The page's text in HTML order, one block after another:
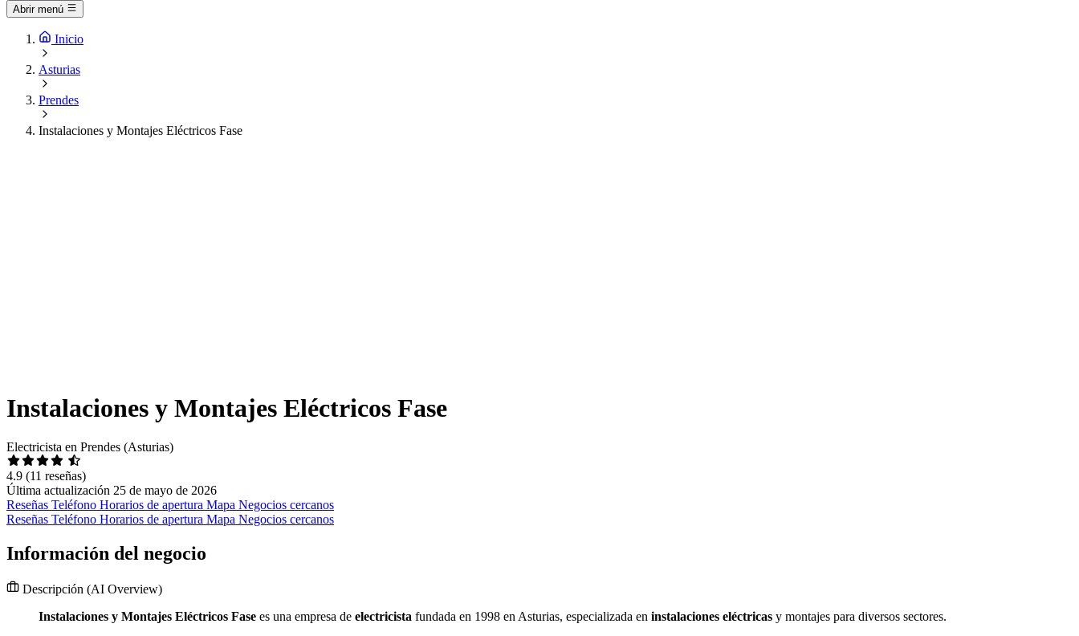
Abrir menú
Inicio
Asturias
Prendes
Instalaciones y Montajes Eléctricos Fase
Instalaciones y Montajes Eléctricos Fase
Electricista en Prendes (Asturias)
4.9 (11 reseñas)
Última actualización 25 de mayo de 2026
Reseñas Teléfono Horarios de apertura Mapa Negocios cercanos
Reseñas Teléfono Horarios de apertura Mapa Negocios cercanos
Información del negocio
Descripción (AI Overview)
Instalaciones y Montajes Eléctricos Fase es una empresa de electricista fundada en 1998 en Asturias, especializada en instalaciones eléctricas y montajes para diversos sectores.